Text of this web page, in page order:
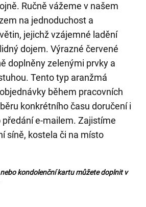
Ručně vážeme v našem
na jednoduchost a
jejichž vzájemné ladění
dojem. Výrazné červené
doplněny zelenými prvky a
Tento typ aranžmá
během pracovních
konkrétního času doručení i
e-mailem. Zajistíme
síně, kostela či na místo
kondolenční kartu můžete doplnit v